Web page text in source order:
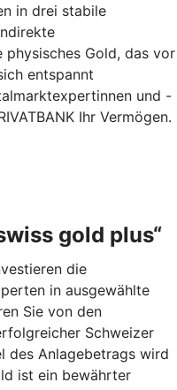
in drei stabile
physisches Gold, das vor
entspannt
und -
Ihr Vermögen.
gold plus“
die
in ausgewählte
Sie von den
Schweizer
des Anlagebetrags wird
ist ein bewährter